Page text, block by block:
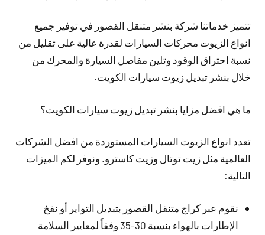
تتميز خدماتنا شركة بنشر متنقل القصور في توفير جميع
انواع الزيوت محركات السيارات لقدرة عالية على تقليل من
نسبة احتراق الوقود وتلين مفاصل السيارة والمحرك من
خلال بنشر تبديل زيوت سيارات الكويت.
ما هي افضل مزايا بنشر تبديل زيوت سيارات الكويت؟
تعدد انواع الزيوت السيارات المستوردة من افضل الشركات
العالمية مثل زيت توتال وزيت كاسترو. ونوفر لكم الميزات
التالية:
نقوم عبر كراج متنقل القصور بتبديل التواير أو نفخ
الإطارات بالهواء بنسبة 30-35 وفقاً لمعايير السلامة